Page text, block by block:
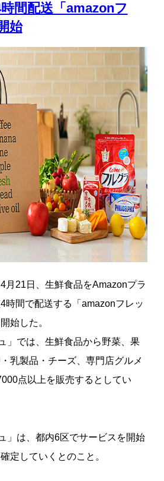
間配送「amazonフ
始
月21日、生鮮食品をAmazonプラ
時間で配送する「amazonフレッ
始した。
」では、生鮮食品から野菜、果
乳製品・チーズ、専門店グルメ
点以上を販売するとしてい
」は、都内6区でサービスを開始
定していくとのこと。